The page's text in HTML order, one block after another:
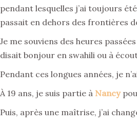
pendant lesquelles j’ai toujours
passait en dehors des frontières
Je me souviens des heures
disait bonjour en swahili ou à
Pendant ces longues années, je
À 19 ans, je suis partie à Nancy
Puis, après une maîtrise, j’ai